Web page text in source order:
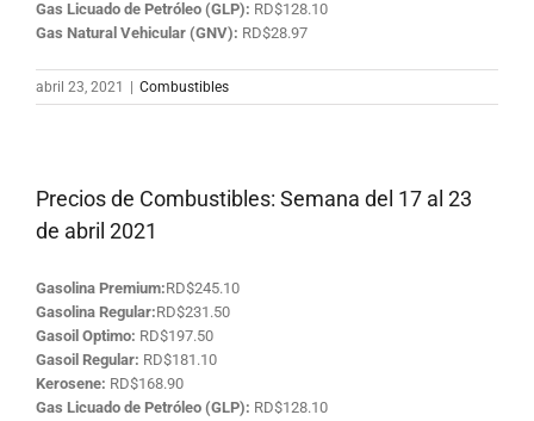
Gas Licuado de Petróleo (GLP): RD$128.10
Gas Natural Vehicular (GNV): RD$28.97
abril 23, 2021 Combustibles
Precios de Combustibles: Semana del 17 al 23
de abril 2021
Gasolina Premium:RD$245.10
Gasolina Regular:RD$231.50
Gasoil Optimo: RD$197.50
Gasoil Regular: RD$181.10
Kerosene: RD$168.90
Gas Licuado de Petróleo (GLP): RD$128.10